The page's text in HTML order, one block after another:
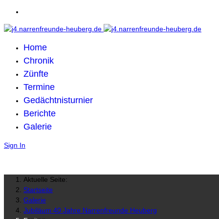
Home
Chronik
Zünfte
Termine
Gedächtnisturnier
Berichte
Galerie
Sign In
Aktuelle Seite:
Startseite
Galerie
Jubiläum 40 Jahre Narrenfreunde Heuberg